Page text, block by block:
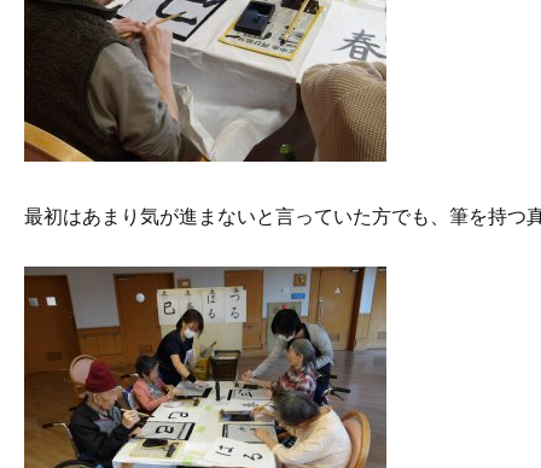
最初はあまり気が進まないと言っていた方でも、筆を持つ